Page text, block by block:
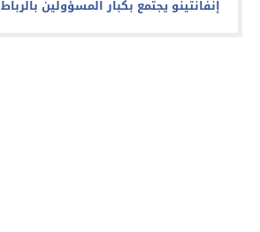
إنفانتينو يجتمع بكبار المسؤولين بالرباط